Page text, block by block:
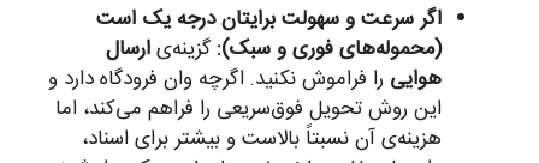
اگر سرعت و سهولت برایتان درجه یک است
(محموله‌های فوری و سبک): گزینه‌یارسال
هوایی را فراموش نکنید. اگرچه وان فرودگاه دارد و
این روش تحویل فوق‌سریعی را فراهم می‌کند، اما
هزینه‌ی آن نسبتاً بالاست و بیشتر برای اسناد،